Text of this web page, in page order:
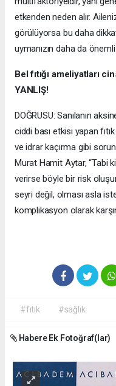
etkenden neden alır.
görülüyorsa bu daha
uymanızın daha da
Bel fıtığı ameliyatları
YANLIŞ!
DOĞRUSU: Sanılanın
ciddi bası etkisi yapan
ve idrar kaçırma gibi
Murat Hamit Aytar, “Tabi
verirse böyle bir risk
seyri değil, olması asla
komplikasyon olarak
#fıtık #sağlık
Habere Ek Fotoğraf(lar)